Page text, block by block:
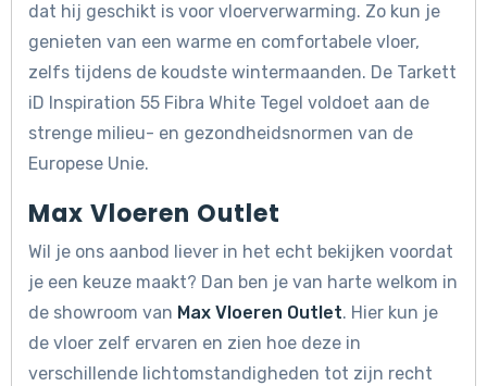
dat hij geschikt is voor vloerverwarming. Zo kun je
genieten van een warme en comfortabele vloer,
zelfs tijdens de koudste wintermaanden. De Tarkett
iD Inspiration 55 Fibra White Tegel voldoet aan de
strenge milieu- en gezondheidsnormen van de
Europese Unie.
Max Vloeren Outlet
Wil je ons aanbod liever in het echt bekijken voordat
je een keuze maakt? Dan ben je van harte welkom in
de showroom van Max Vloeren Outlet. Hier kun je
de vloer zelf ervaren en zien hoe deze in
verschillende lichtomstandigheden tot zijn recht